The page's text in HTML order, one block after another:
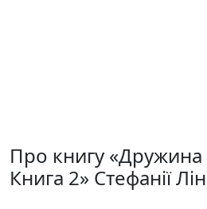
Про книгу «Дружина
Книга 2» Стефанії Лін